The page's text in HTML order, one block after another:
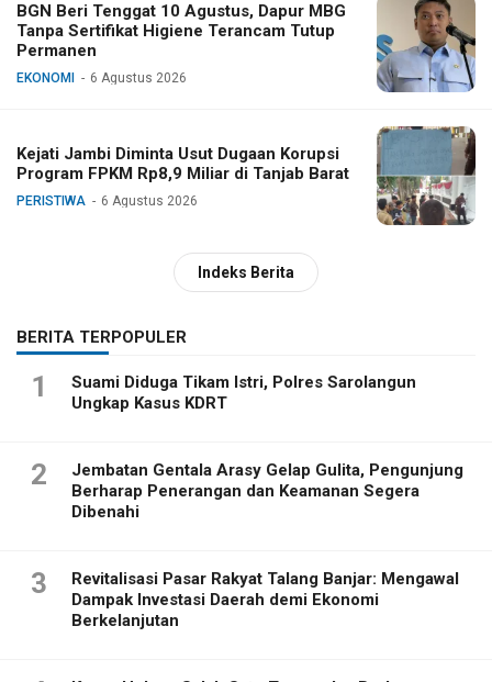
BGN Beri Tenggat 10 Agustus, Dapur MBG
Tanpa Sertifikat Higiene Terancam Tutup
Permanen
EKONOMI 6 Agustus 2026
Kejati Jambi Diminta Usut Dugaan Korupsi
Program FPKM Rp8,9 Miliar di Tanjab Barat
PERISTIWA 6 Agustus 2026
Indeks Berita
BERITA TERPOPULER
1
Suami Diduga Tikam Istri, Polres Sarolangun
Ungkap Kasus KDRT
2
Jembatan Gentala Arasy Gelap Gulita, Pengunjung
Berharap Penerangan dan Keamanan Segera
Dibenahi
3
Revitalisasi Pasar Rakyat Talang Banjar: Mengawal
Dampak Investasi Daerah demi Ekonomi
Berkelanjutan